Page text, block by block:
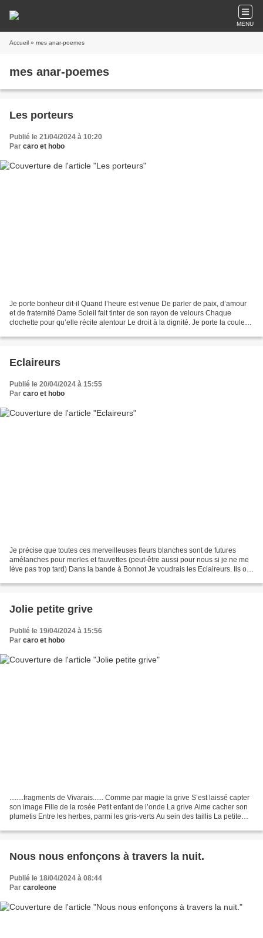
MENU
Accueil » mes anar-poemes
mes anar-poemes
Les porteurs
Publié le 21/04/2024 à 10:20
Par caro et hobo
Je porte bonheur dit-il Quand l’heure est venue De parler de paix, d’amour
et de fraternité Dame Soleil fait tinter de son rayon de velours Chaque
clochette pour qu’elle récite alentour Le droit à la dignité. Je porte la couleur
Eclaireurs
Publié le 20/04/2024 à 15:55
Par caro et hobo
Je précise que toutes ces merveilleuses fleurs blanches sont de futures
amélanches pour merles et fauvettes (peut-être aussi pour nous si je ne me
lève pas trop tard) Dans la bande à Bonnot Je voudrais les Eclaireurs. Ils ont
Jolie petite grive
Publié le 19/04/2024 à 15:56
Par caro et hobo
........fragments de Vivarais...... Comme par magie la grive S’est laissé capter
son image Fille de la rosée Petit enfant de l’onde La grive Aime cacher son
plumetis Entre les herbes, parmi les gris-verts Au sein des taillis La petite
Nous nous enfonçons à travers la nuit.
Publié le 18/04/2024 à 08:44
Par caroleone